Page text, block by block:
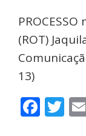
(ROT)
13)